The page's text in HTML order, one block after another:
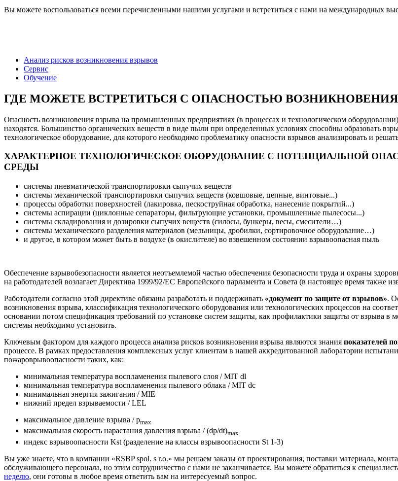
Вы можете воспользоваться всеми перечисленными нашими услугами и встретиться с нами на международных
Анализ рисков возникновения взрывов
Сервис
Обучение
ГДЕ МОЖЕТЕ ВСТРЕТИТЬСЯ С ОПАСНОСТЬЮ ВОЗНИКНОВЕНИЯ
Опасность возникновения взрыва на промышленных предприятиях (в процессах и технологическом
находятся. Большинство органических веществ в виде пыли при определенных условиях способны образовать
технологическое оборудование, для которого необходимо проблематику опасности взрывов анализировать и
ХАРАКТЕРНОЕ ТЕХНОЛОГИЧЕСКОЕ ОБОРУДОВАНИЕ С ПОТЕНЦИАЛЬНОЙ
СРЕДЫ
системы пневматической транспортировки сыпучих веществ
системы механической транспортировки сыпучих веществ (ковшовые, цепные, винтовые...)
процессы обработки поверхностей (лакировка, пескоструйная обработка, нанесение покрытий...)
системы аспирации (циклонные сепараторы, фильтрующие установки, промышленные пылесосы...)
системы складирования и дозировки сыпучих веществ (силосы, бункеры, весы, смесители…)
системы механического разделения материалов (мельницы, дробилки, сортировочное оборудование…)
и другое, в котором может быть в воздухе (в окислителе) во взвешенном состоянии взрывоопасная пыль
Обеспечение взрывобезопасности является неотъемлемой частью обеспечения безопасности труда и охраны
на работодателей возлагает Директива 1999/92/EC Европейского парламента и Совета (в настоящее время также
Работодатели согласно этой директиве обязаны разработать и поддерживать «документ по защите от взрывов».
возникновения взрыва, классификация технологического оборудования или технологических процессов на
основании потом спецификация требований по установке систем защиты, как профилактики защиты от взрыва в
системы необходимо установить.
Ключевым фактором для каждого процесса анализа рисков возникновения взрыва являются знания показателей
процессе. В рамках предоставления комплексных услуг клиентам в нашей аккредитованной лаборатории
пожароврывоопасности таких, как:
минимальная температура воспламенения пылевого слоя / MIT dl
минимальная температура воспламенения пылевого облака / MIT dc
минимальная энергия зажигания / MIE
нижний предел взрываемости / LEL
максимальное давление взрыва / pmax
максимальная скорость нарастания давления взрыва / (dp/dt)max
индекс взрывоопасности Kst (разделение на классы взрывоопасности St 1-3)
Вы уже знаете, что в компании «RSBP spol. s r.o.» мы решаем заказы от проектирования, поставки материала,
обслуживающего персонала, но этим сотрудничество с нами не заканчивается. Вы можете обратиться к
неделю, они готовы в любое время ответить вам на интересуемый вопрос.